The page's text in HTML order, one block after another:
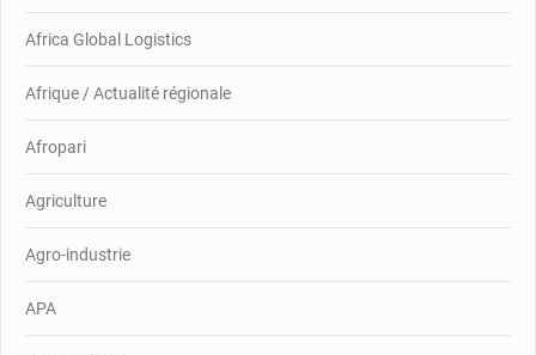
Africa Global Logistics
Afrique / Actualité régionale
Afropari
Agriculture
Agro-industrie
APA